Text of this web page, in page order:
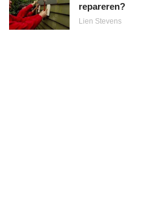
repareren?
Lien Stevens